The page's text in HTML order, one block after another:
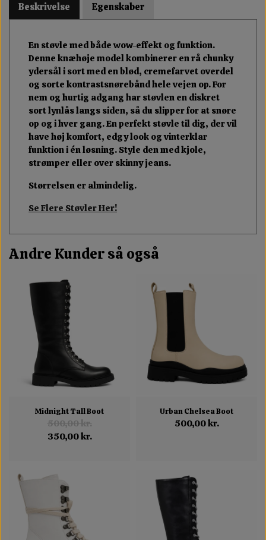
Beskrivelse Egenskaber
En støvle med både wow-effekt og funktion.
Denne knæhøje model kombinerer en rå chunky
ydersål i sort med en blød, cremefarvet overdel
og sorte kontrastsnørebånd hele vejen op. For
nem og hurtig adgang har støvlen en diskret
sort lynlås langs siden, så du slipper for at snøre
op og i hver gang. En perfekt støvle til dig, der vil
have høj komfort, edgy look og vinterklar
funktion i én løsning. Style den med kjole,
strømper eller over skinny jeans.
Størrelsen er almindelig.
Se Flere Støvler Her!
Andre Kunder så også
Midnight Tall Boot
500,00 kr.
350,00 kr.
Urban Chelsea Boot
500,00 kr.